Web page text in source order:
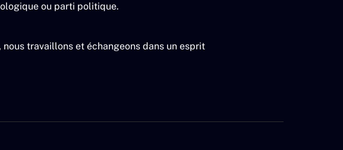
ou parti politique.
travaillons et échangeons dans un esprit